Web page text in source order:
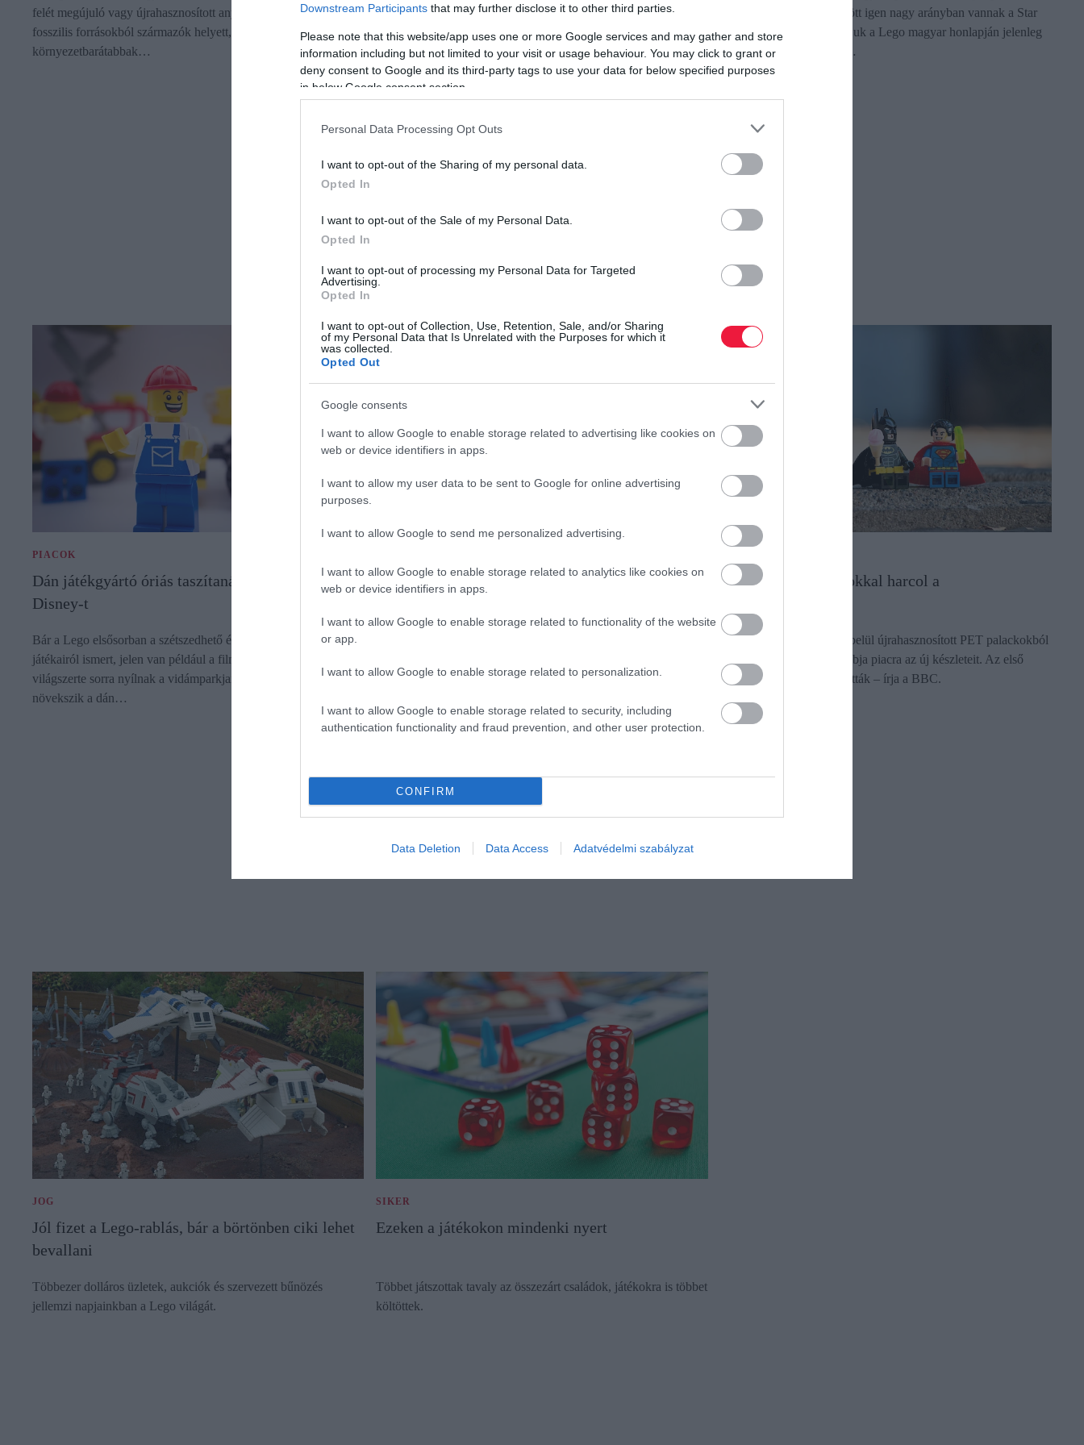
Downstream Participants that may further disclose it to other third parties.
Please note that this website/app uses one or more Google services and may gather and store
information including but not limited to your visit or usage behaviour. You may click to grant or
deny consent to Google and its third-party tags to use your data for below specified purposes
in below Google consent section.
Personal Data Processing Opt Outs
I want to opt-out of the Sharing of my personal data.
Opted In
I want to opt-out of the Sale of my Personal Data.
Opted In
I want to opt-out of processing my Personal Data for Targeted
Advertising.
Opted In
I want to opt-out of Collection, Use, Retention, Sale, and/or Sharing
of my Personal Data that Is Unrelated with the Purposes for which it
was collected.
Opted Out
Google consents
I want to allow Google to enable storage related to advertising like cookies on
web or device identifiers in apps.
I want to allow my user data to be sent to Google for online advertising
purposes.
I want to allow Google to send me personalized advertising.
I want to allow Google to enable storage related to analytics like cookies on
web or device identifiers in apps.
I want to allow Google to enable storage related to functionality of the website
or app.
I want to allow Google to enable storage related to personalization.
I want to allow Google to enable storage related to security, including
authentication functionality and fraud prevention, and other user protection.
CONFIRM
Data Deletion Data Access Adatvédelmi szabályzat
felét megújuló vagy újrahasznosított anyagokból állítja elő
fosszilis forrásokból származók helyett, hogy játékai
környezetbarátabbak…
ért el 2023-ban - tájékoztatta a dán játékgyártó vállalat az MTI-t.
legnagyobb értékűek között igen nagy arányban vannak a Star
Wars Lego játékok. Soroljuk a Lego magyar honlapján jelenleg
forgalmazott legdrágább…
PIACOK
Dán játékgyártó óriás taszítaná le a trónjáról a
Disney-t
Bár a Lego elsősorban a szétszedhető és összerakható műanyag
játékairól ismert, jelen van például a filmgyártásban, valamint
világszerte sorra nyílnak a vidámparkjai is. Folyamatosan
növekszik a dán…
Nem játék, 53 milliárdos fejlesztés a magyar
A Lego PET palackokkal harcol a
A Lego-csoport két éven belül újrahasznosított PET palackokból
készült építőkockákkal dobja piacra az új készleteit. Az első
prototípust már be is mutatták – írja a BBC.
JOG
Jól fizet a Lego-rablás, bár a börtönben ciki lehet
bevallani
Többezer dolláros üzletek, aukciók és szervezett bűnözés
jellemzi napjainkban a Lego világát.
SIKER
Ezeken a játékokon mindenki nyert
Többet játszottak tavaly az összezárt családok, játékokra is többet
költöttek.